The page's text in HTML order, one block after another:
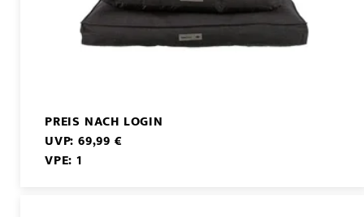
PREIS NACH LOGIN
UVP: 69,99 €
VPE: 1